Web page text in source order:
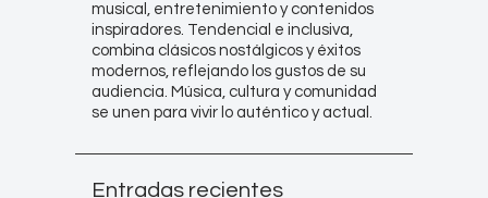
musical, entretenimiento y contenidos
inspiradores. Tendencial e inclusiva,
combina clásicos nostálgicos y éxitos
modernos, reflejando los gustos de su
audiencia. Música, cultura y comunidad
se unen para vivir lo auténtico y actual.
Entradas recientes